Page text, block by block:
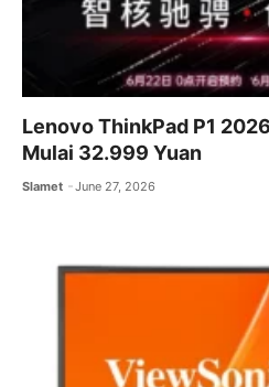
Lenovo ThinkPad P1
Mulai 32.999 Yuan
Slamet June 27, 2026